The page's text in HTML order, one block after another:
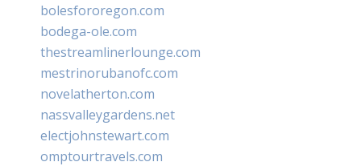
bolesfororegon.com
bodega-ole.com
thestreamlinerlounge.com
mestrinorubanofc.com
novelatherton.com
nassvalleygardens.net
electjohnstewart.com
omptourtravels.com